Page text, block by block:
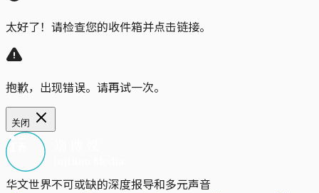
太好了！请检查您的收件箱并点击链接。
抱歉，出现错误。请再试一次。
关闭
华文世界不可或缺的深度报导和多元声音